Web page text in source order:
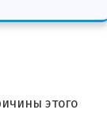
этого